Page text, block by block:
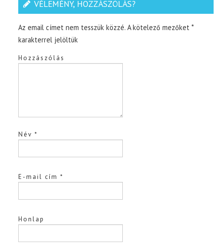
VÉLEMÉNY, HOZZÁSZÓLÁS?
Az email címet nem tesszük közzé. A kötelező mezőket*
karakterrel jelöltük
Hozzászólás
Név*
E-mail cím*
Honlap